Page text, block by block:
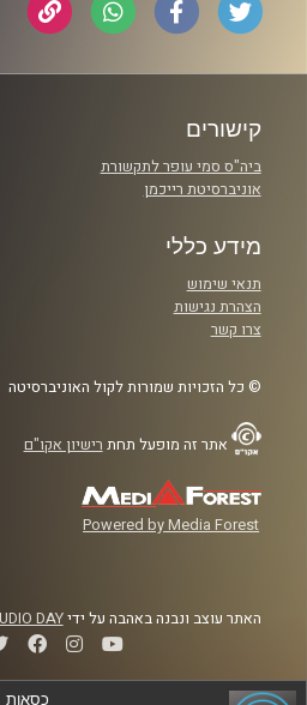
קישורים
ביה"ס סמי עופר לתקשורת
אוניברסיטת רייכמן
מידע כללי
תנאי שימוש
הצהרת נגישות
צרו קשר
© כל הזכויות שמורות לקול האוניברסיטה
אתר זה מופעל תחת רישיון אקו"ם
Powered by Media Forest
האתר עוצב ונבנה באהבה על ידיDAY
כסאות